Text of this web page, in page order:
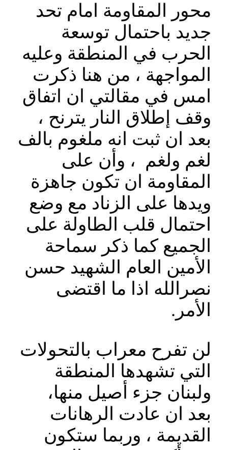
محور المقاومة امام تحد
جديد باحتمال توسعة
الحرب في المنطقة وعليه
المواجهة ، من هنا ذكرت
امس في مقالتي ان اتفاق
وقف إطلاق النار يترنح ،
بعد ان ثبت انه ملغوم بالف
لغم ولغم ، وأن على
المقاومة ان تكون جاهزة
ويدها على الزناد مع وضع
احتمال قلب الطاولة على
الجميع كما ذكر سماحة
الأمين العام الشهيد حسن
نصرالله اذا ما اقتضى
الأمر.
لن تفرح معراب بالتحولات
التي تشهدها المنطقة
ولبنان جزء أصيل منها،
بعد ان عادت الرهانات
القديمة ، وربما ستكون